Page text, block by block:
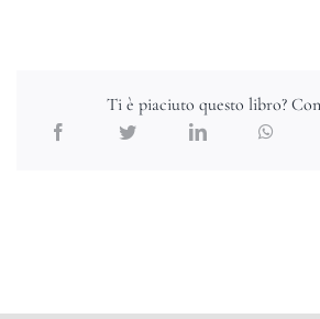
Ti è piaciuto questo libro?